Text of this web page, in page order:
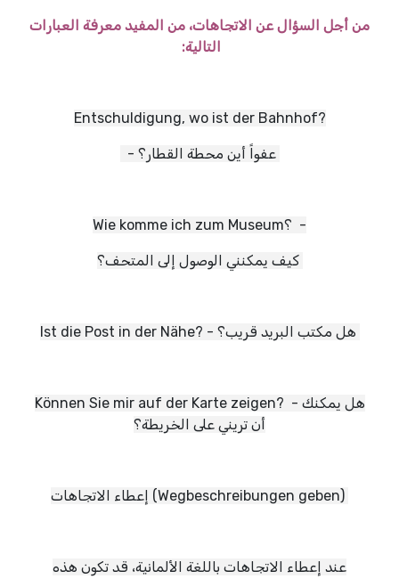
من أجل السؤال عن الاتجاهات، من المفيد معرفة العبارات
التالية:
Entschuldigung, wo ist der Bahnhof?
- عفواً أين محطة القطار؟
Wie komme ich zum Museum؟ -
كيف يمكنني الوصول إلى المتحف؟
Können Sie mir auf der Karte zeigen? - هل يمكنك
أن تريني على الخريطة؟
إعطاء الاتجاهات (Wegbeschreibungen geben)
عند إعطاء الاتجاهات باللغة الألمانية، قد تكون هذه